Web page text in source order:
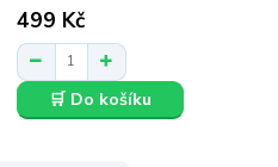
499 Kč
🛒 Do košíku